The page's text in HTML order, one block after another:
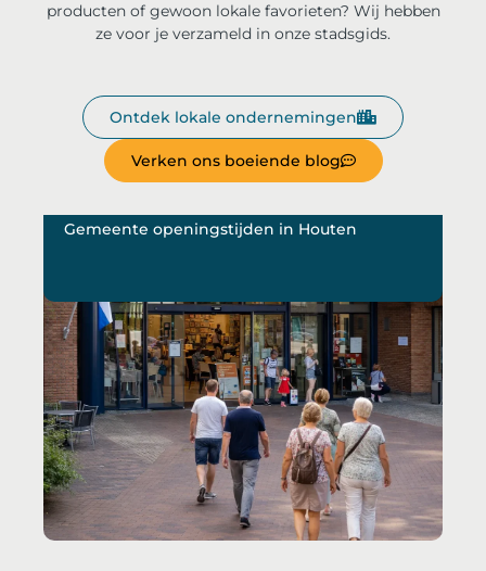
producten of gewoon lokale favorieten? Wij hebben
ze voor je verzameld in onze stadsgids.
Verken ons boeiende blog
Ontdek lokale ondernemingen
Gemeente openingstijden in Houten